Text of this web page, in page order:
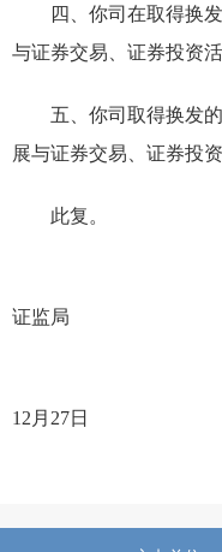
四、你司在取得换
与证券交易、证券投资
五、你司取得换发
展与证券交易、证券投
此复。
证监局
12月 27日